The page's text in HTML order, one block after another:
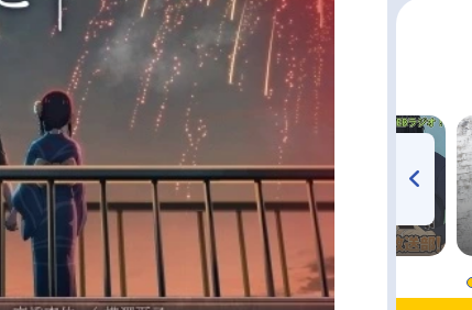
TVアニメ『戦隊大失格』
radio 大直会 2nd season
ハイキュー!! 烏野高校放送部!